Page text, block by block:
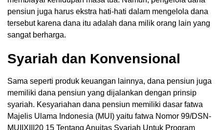
pensiun juga harus ekstra hati-hati dalam mengelola dana
tersebut karena dana itu adalah dana milik orang lain yang
sangat berharga.
Syariah dan Konvensional
Sama seperti produk keuangan lainnya, dana pensiun juga
memiliki dana pensiun yang dijalankan dengan prinsip
syariah. Kesyariahan dana pensiun memiliki dasar fatwa
Majelis Ulama Indonesia (MUI) yaitu fatwa Nomor 99/DSN-
MUIIXIII20 15 Tentang Anuitas Syariah Untuk Program